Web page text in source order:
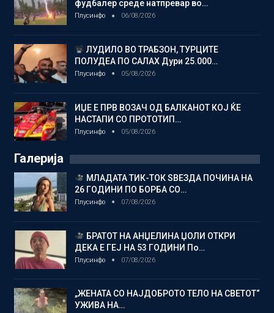
фудбалер среде натпревар во…
Плусинфо 06/08/2026
ЛУДИЛО ВО ТРАБЗОН, ТУРЦИТЕ
ПОЛУДЕА ПО САЛАХ Дури 25.000…
Плусинфо 05/08/2026
ИЏЕ Е ПРВ ВОЗАЧ ОД БАЛКАНОТ КОЈ ЌЕ
НАСТАПИ СО ПРОТОТИП…
Плусинфо 05/08/2026
Галерија
МЛАДАТА ТИК-ТОК ЅВЕЗДА ПОЧИНА НА
26 ГОДИНИ ПО БОРБА СО…
Плусинфо 07/08/2026
БРАТОТ НА АНЏЕЛИНА ЏОЛИ ОТКРИ
ДЕКА Е ГЕЈ НА 53 ГОДИНИ По…
Плусинфо 07/08/2026
„ЖЕНАТА СО НАЈДОБРОТО ТЕЛО НА СВЕТОТ“
УЖИВА НА…